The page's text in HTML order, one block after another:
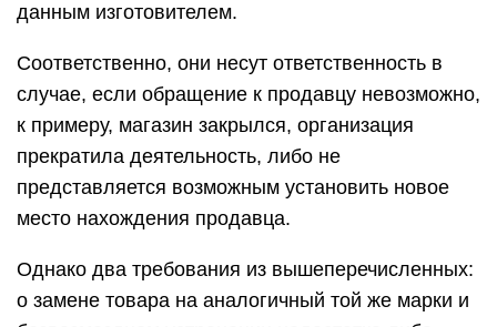
данным изготовителем.
Соответственно, они несут ответственность в
случае, если обращение к продавцу невозможно,
к примеру, магазин закрылся, организация
прекратила деятельность, либо не
представляется возможным установить новое
место нахождения продавца.
Однако два требования из вышеперечисленных:
о замене товара на аналогичный той же марки и